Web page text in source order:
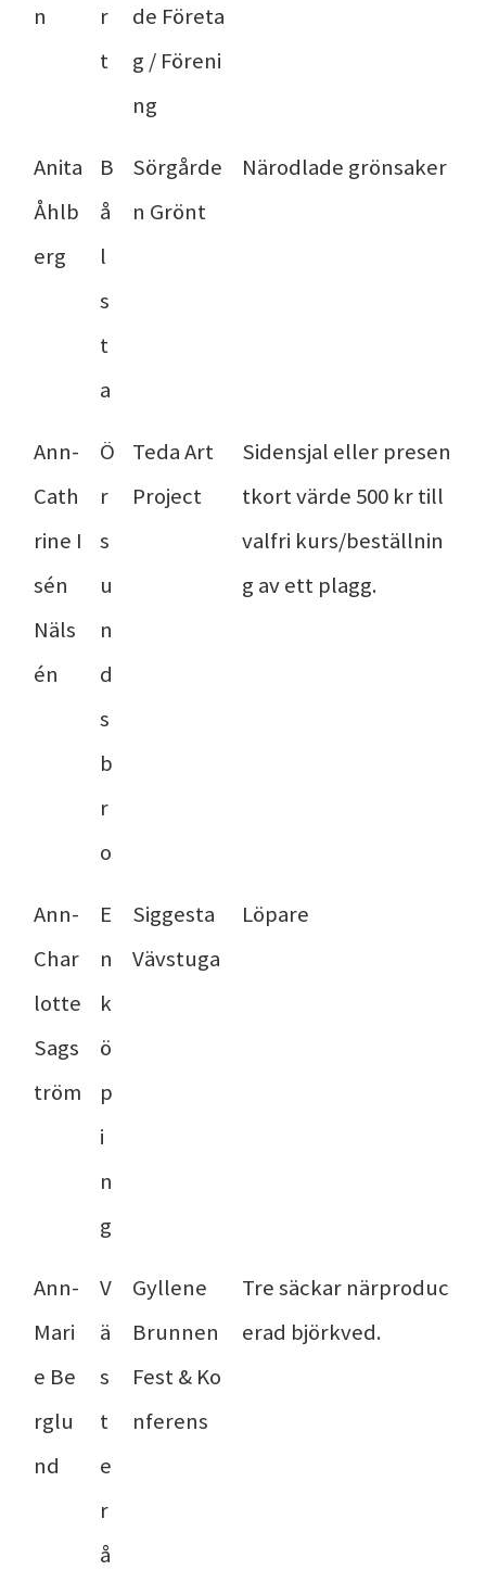
n
r
t
de Företa
g / Föreni
ng
Anita
Åhlb
erg
B
å
l
s
t
a
Sörgårde
n Grönt
Närodlade grönsaker
Ann-
Cath
rine I
sén
Näls
én
Ö
r
s
u
n
d
s
b
r
o
Teda Art
Project
Sidensjal eller presen
tkort värde 500 kr till
valfri kurs/beställnin
g av ett plagg.
Ann-
Char
lotte
Sags
tröm
E
n
k
ö
p
i
n
g
Siggesta
Vävstuga
Löpare
Ann-
Mari
e Be
rglu
nd
V
ä
s
t
e
r
å
Gyllene
Brunnen
Fest & Ko
nferens
Tre säckar närproduc
erad björkved.